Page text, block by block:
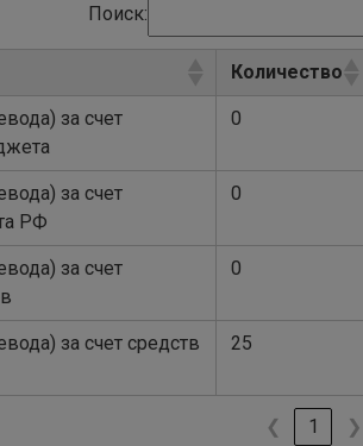
Поиск:
Количество
за счет
0
за счет
РФ
0
за счет
0
за счет средств
25
❮ 1 ❯